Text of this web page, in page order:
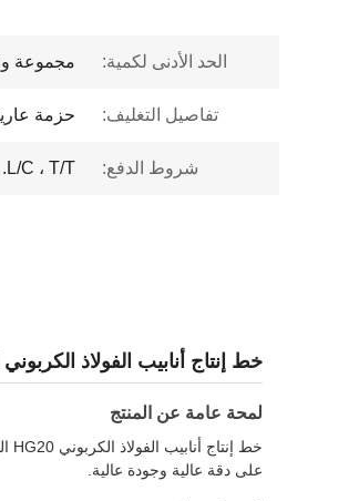
الحد الأدنى لكمية: مجموعة
تفاصيل التغليف: حزمة
شروط الدفع: L/C ، T/T.
خط إنتاج أنابيب الفولاذ الكربوني الملحوم 100 كيلوواط
لمحة عامة عن المنتج
على دقة عالية وجودة عالية.